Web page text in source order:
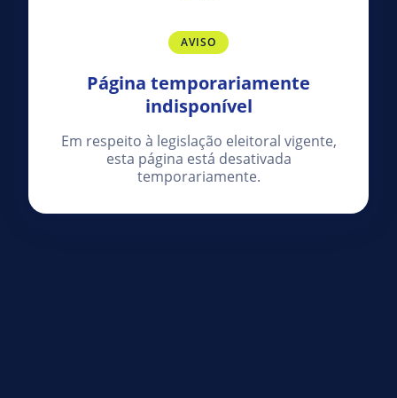
AVISO
Página temporariamente
indisponível
Em respeito à legislação eleitoral vigente,
esta página está desativada
temporariamente.